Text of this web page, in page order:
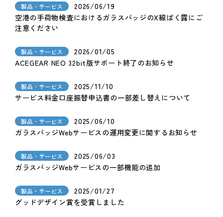
製品・サービス
2026/06/19
空港の手荷物検査におけるガラスバッジのX線ばく露にご
注意ください
製品・サービス
2026/01/05
ACEGEAR NEO 32bit版サポート終了のお知らせ
製品・サービス
2025/11/10
サービス料金口座振替申込書の一部差し替えについて
製品・サービス
2025/06/10
ガラスバッジWebサービスの運用変更に関するお知らせ
製品・サービス
2025/06/03
ガラスバッジWebサービスの一部機能の追加
製品・サービス
2025/01/27
グッドデザイン賞を受賞しました